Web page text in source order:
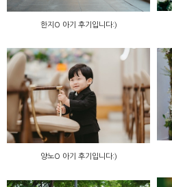
한지O 아기 후기입니다:)
양노O 아기 후기입니다:)